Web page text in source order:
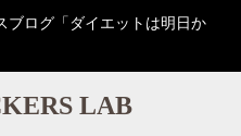
ブログ「ダイエットは明日か
LAB